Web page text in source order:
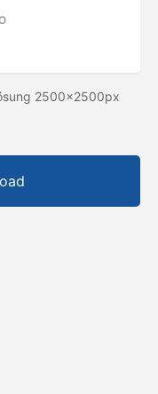
2500x2500px